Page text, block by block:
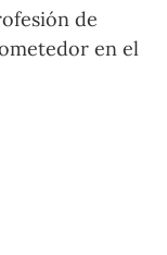
de
en el